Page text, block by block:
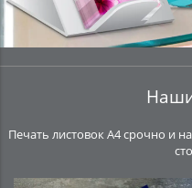
Печать листовок А4 срочно и